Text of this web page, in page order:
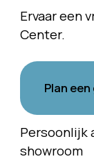
Ervaar een
Center.
Plan
Persoonlijk
showroom